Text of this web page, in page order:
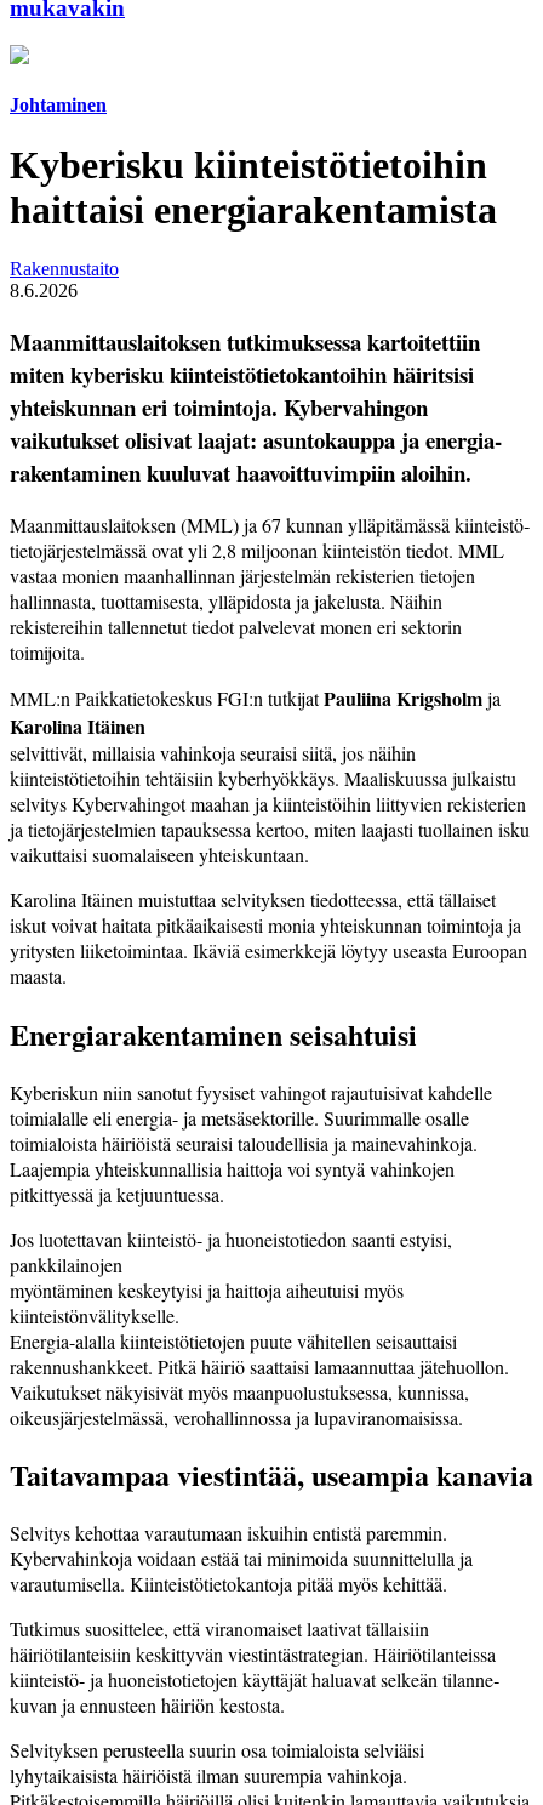
mukavakin
Johtaminen
Kyberisku kiinteistötietoihin
haittaisi energiarakentamista
Rakennustaito
8.6.2026
Maanmittauslaitoksen tutkimuksessa kartoitettiin
miten kyberisku kiinteistö­tietokantoihin häiritsisi
yhteiskunnan eri toimintoja. Kyber­vahingon
vaikutukset olisivat laajat: asuntokauppa ja energia­
rakentaminen kuuluvat haavoittuvimpiin aloihin.
Maanmittauslaitoksen (MML) ja 67 kunnan yllä­pitämässä kiinteistö­
tietojärjestelmässä ovat yli 2,8 miljoonan kiinteistön tiedot. MML
vastaa monien maanhallinnan järjestelmän rekisterien tietojen
hallinnasta, tuottamisesta, ylläpidosta ja jakelusta. Näihin
rekistereihin tallennetut tiedot palvelevat monen eri sektorin
toimijoita.
MML:n Paikkatietokeskus FGI:n tutkijatPauliina Krigsholmja
Karolina Itäinen
selvittivät, millaisia vahinkoja seuraisi siitä, jos näihin
kiinteistötietoihin tehtäisiin kyberhyökkäys. Maaliskuussa julkaistu
selvitys Kybervahingot maahan ja kiinteistöihin liittyvien rekisterien
ja tietojärjestelmien tapauksessa kertoo, miten laajasti tuollainen isku
vaikuttaisi suomalaiseen yhteiskuntaan.
Karolina Itäinen muistuttaa selvityksen tiedotteessa, että tällaiset
iskut voivat haitata pitkäaikaisesti monia yhteiskunnan toimintoja ja
yritysten liiketoimintaa. Ikäviä esimerkkejä löytyy useasta Euroopan
maasta.
Energiarakentaminen seisahtuisi
Kyberiskun niin sanotut fyysiset vahingot rajautuisivat kahdelle
toimialalle eli energia- ja metsäsektorille. Suurimmalle osalle
toimialoista häiriöistä seuraisi­ taloudellisia ja mainevahinkoja.
Laajempia yhteiskunnallisia haittoja voi syntyä vahinkojen
pitkittyessä ja ketjuuntuessa.
Jos luotettavan kiinteistö- ja huoneis­to­tiedon saanti estyisi,
pankkilainojen
myöntäminen keskeytyisi ja haittoja aiheu­tuisi myös
kiinteistönvälitykselle.
Energia-alalla kiinteistötietojen puute­ vähitellen seisauttaisi
rakennushankkeet. Pitkä häiriö saattaisi lamaannuttaa jätehuollon.
Vaikutukset näkyisivät myös maanpuolustuksessa, kunnissa,
oikeusjärjestelmässä, verohallinnossa ja lupaviranomaisissa.
Taitavampaa viestintää, useampia kanavia
Selvitys kehottaa varautumaan iskuihin entistä paremmin.
Kybervahinkoja voidaan estää tai minimoida suunnittelulla ja
varautumisella. Kiinteistötietokantoja pitää myös kehittää.
Tutkimus suosittelee, että viranomaiset laativat tällaisiin
häiriötilanteisiin keskittyvän viestintästrategian. Häiriö­tilanteissa
kiinteistö- ja huoneistotietojen käyttäjät haluavat selkeän tilanne­
kuvan ja ennusteen häiriön kestosta.
Selvityksen perusteella suurin osa toimialoista selviäisi
lyhytaikaisista häiriöistä ilman suurempia vahinkoja.